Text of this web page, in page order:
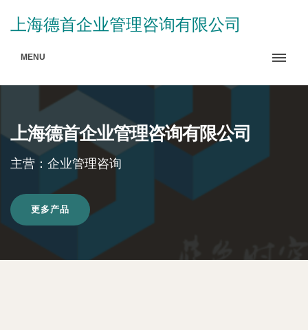
上海德首企业管理咨询有限公司
MENU
上海德首企业管理咨询有限公司
主营：企业管理咨询
更多产品